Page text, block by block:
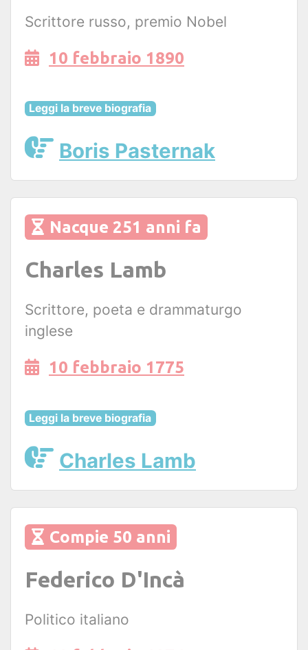
Scrittore russo, premio Nobel
10 febbraio 1890
Leggi la breve biografia
Boris Pasternak
Nacque 251 anni fa
Charles Lamb
Scrittore, poeta e drammaturgo
inglese
10 febbraio 1775
Leggi la breve biografia
Charles Lamb
Compie 50 anni
Federico D'Incà
Politico italiano